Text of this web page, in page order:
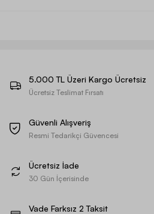
5.000 TL Üzeri Kargo Ücretsiz
Ücretsiz Teslimat Fırsatı
Güvenli Alışveriş
Resmi Tedarikçi Güvencesi
Ücretsiz İade
30 Gün İçerisinde
Vade Farksız 2 Taksit